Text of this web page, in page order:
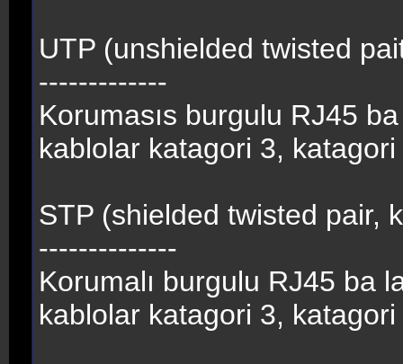
UTP (unshielded twisted
-------------
Korumasıs burgulu RJ45
kablolar katagori 3, katagori
STP (shielded twisted pair,
--------------
Korumalı burgulu RJ45 ba
kablolar katagori 3, katagori